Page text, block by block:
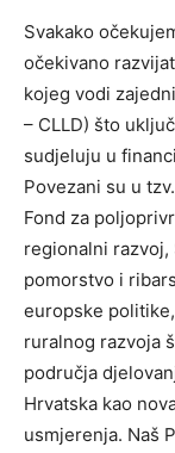
Svakako
očekivano
kojeg vodi
– CLLD) što
sudjeluju u
Povezani su u
Fond za
regionalni razvoj,
pomorstvo i
europske
ruralnog razvoja
područja
Hrvatska kao
usmjerenja. Naš